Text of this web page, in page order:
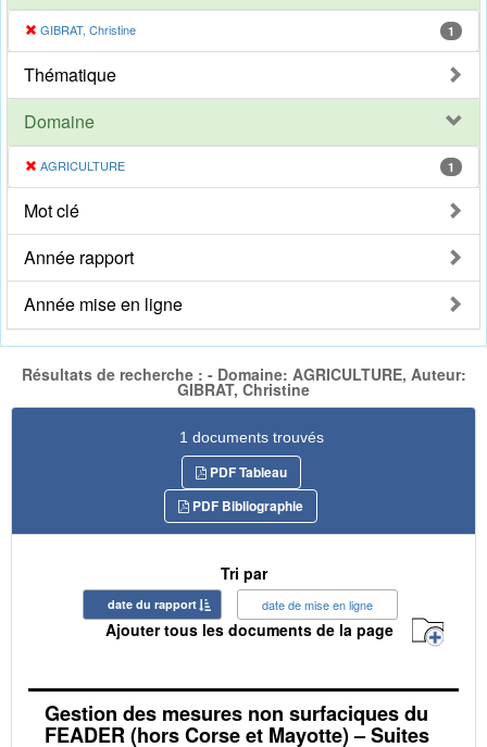
GIBRAT, Christine 1
Thématique
Domaine
AGRICULTURE 1
Mot clé
Année rapport
Année mise en ligne
Résultats de recherche : - Domaine: AGRICULTURE, Auteur:
GIBRAT, Christine
1 documents trouvés
PDF Tableau
PDF Bibliographie
Tri par
date du rapport date de mise en ligne
Ajouter tous les documents de la page
Gestion des mesures non surfaciques du
FEADER (hors Corse et Mayotte) – Suites